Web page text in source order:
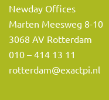
Newday Offices
Marten Meesweg 8-10
3068 AV Rotterdam
010 – 414 13 11
rotterdam@exactpi.nl